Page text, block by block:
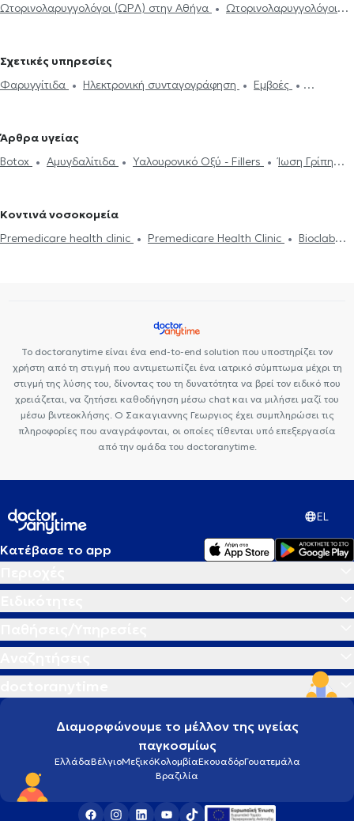
Ωτορινολαρυγγολόγοι (ΩΡΛ) στην Αθήνα
Ωτορινολαρυγγολόγοι
Ωτορινολαρυγγολόγοι (ΩΡΛ) στου Γκύζη
(ΩΡΛ) στα Ιλίσια
Ωτορινολαρυγγολόγοι (ΩΡΛ) στου Ζωγράφου
(ΩΡΛ) στο Γαλάτσι
(ΩΡΛ) στο Κολωνάκι
Ωτορινολαρυγγολόγοι (ΩΡΛ) στον Χολαργό
Ωτορινολαρυγγολόγοι (ΩΡΛ) στα Εξάρχεια
(ΩΡΛ) στο Περιστέρι
Ωτορινολαρυγγολόγοι (ΩΡΛ) στον Βύρωνα
Σχετικές υπηρεσίες
Φαρυγγίτιδα
Ηλεκτρονική συνταγογράφηση
Εμβοές
Ωτοπλαστική
Ύπνου
Ρινίτιδα Αλλεργική ρινίτιδα
Διαταραχές κατάποσης -
Άρθρα υγείας
Botox
Αμυγδαλίτιδα Υαλουρονικό Οξύ - Fillers
Ίωση Γρίπη
Κοντινά νοσοκομεία
Premedicare health clinic
Premedicare Health Clinic
Bioclab
Το doctoranytime είναι ένα end-to-end solution που υποστηρίζει τον
χρήστη από τη στιγμή που αντιμετωπίζει ένα ιατρικό σύμπτωμα μέχρι τη
στιγμή της λύσης του, δίνοντας του τη δυνατότητα να βρεί τον ειδικό που
χρειάζεται, να ζητήσει καθοδήγηση μέσω chat και να μιλήσει μαζί του
μέσω βιντεοκλήσης. Ο Σακαγιαννης Γεωργιος έχει συμπληρώσει τις
πληροφορίες που αναγράφονται, οι οποίες τίθενται υπό επεξεργασία
από την ομάδα του doctoranytime.
EL
Κατέβασε το app
Διαμορφώνουμε το μέλλον της υγείας
παγκοσμίως
ΕλλάδαΒέλγιοΜεξικόΚολομβίαΕκουαδόρΓουατεμάλα
Βραζιλία